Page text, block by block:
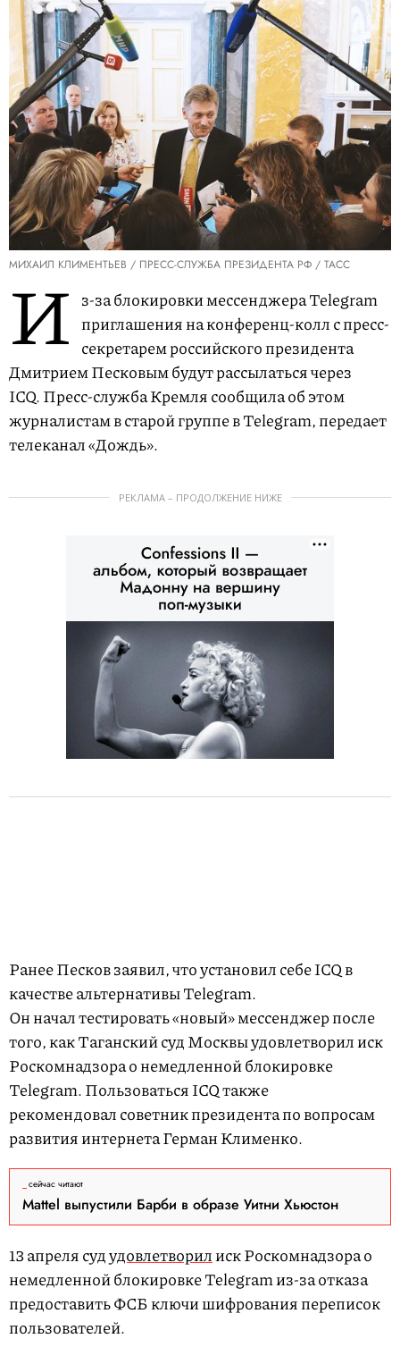
МИХАИЛ КЛИМЕНТЬЕВ / ПРЕСС-СЛУЖБА ПРЕЗИДЕНТА РФ / ТАСС
И з-за блокировки мессенджера Telegram
приглашения на конференц-колл с пресс-
секретарем российского президента
Дмитрием Песковым будут рассылаться через
ICQ. Пресс-служба Кремля сообщила об этом
журналистам в старой группе в Telegram, передает
телеканал «Дождь».
РЕКЛАМА – ПРОДОЛЖЕНИЕ НИЖЕ
Ранее Песков заявил, что установил себе ICQ в
качестве альтернативы Telegram.
Он начал тестировать «новый» мессенджер после
того, как Таганский суд Москвы удовлетворил иск
Роскомнадзора о немедленной блокировке
Telegram. Пользоваться ICQ также
рекомендовал советник президента по вопросам
развития интернета Герман Клименко.
сейчас читают
Mattel выпустили Барби в образе Уитни Хьюстон
13 апреля судудовлетворилиск Роскомнадзора о
немедленной блокировке Telegram из-за отказа
предоставить ФСБ ключи шифрования переписок
пользователей.